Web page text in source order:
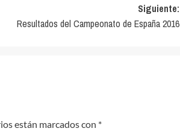
Siguiente:
Resultados del Campeonato de España 2016
están marcados con *